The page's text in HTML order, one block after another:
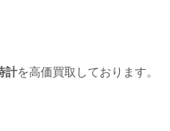
計を高価買取しております。